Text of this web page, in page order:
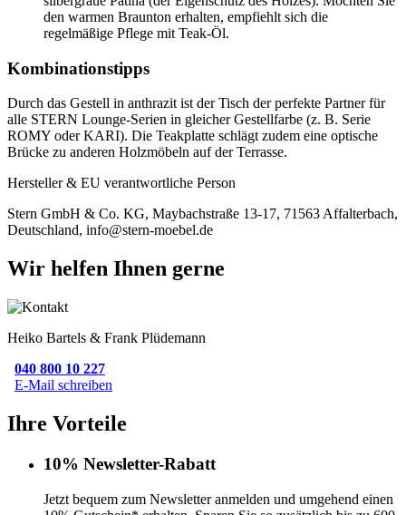
den warmen Braunton erhalten, empfiehlt sich die
regelmäßige Pflege mit Teak-Öl.
Kombinationstipps
Durch das Gestell in anthrazit ist der Tisch der perfekte Partner für
alle STERN Lounge-Serien in gleicher Gestellfarbe (z. B. Serie
ROMY oder KARI). Die Teakplatte schlägt zudem eine optische
Brücke zu anderen Holzmöbeln auf der Terrasse.
Hersteller & EU verantwortliche Person
Stern GmbH & Co. KG, Maybachstraße 13-17, 71563 Affalterbach,
Deutschland, info@stern-moebel.de
Wir helfen Ihnen gerne
Heiko Bartels & Frank Plüdemann
040 800 10 227
E-Mail schreiben
Ihre Vorteile
10% Newsletter-Rabatt
Jetzt bequem zum Newsletter anmelden und umgehend einen